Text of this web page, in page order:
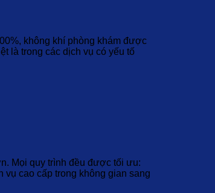
không khí phòng khám được
là trong các dịch vụ có yếu tố
Mọi quy trình đều được tối ưu:
cao cấp trong không gian sang